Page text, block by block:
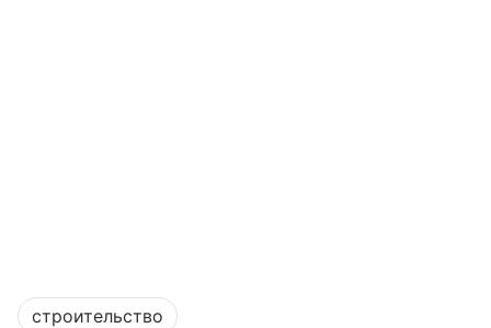
строительство